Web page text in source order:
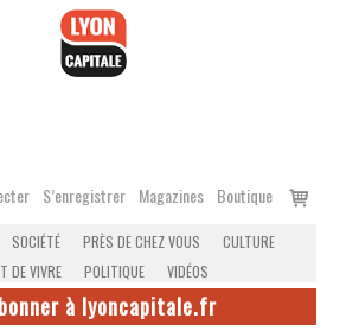
S’enregistrer Magazines Boutique
Voir
SOCIÉTÉ PRÈS DE CHEZ VOUS
CULTURE
DE VIVRE
POLITIQUE VIDÉOS
à lyoncapitale.fr